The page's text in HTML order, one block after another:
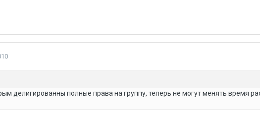
делигированны полные права на группу, теперь не могут менять время